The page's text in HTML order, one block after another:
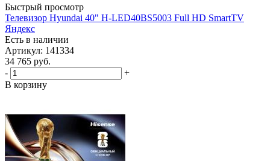
Быстрый просмотр
Телевизор Hyundai 40" H-LED40BS5003 Full HD SmartTV
Яндекс
Есть в наличии
Артикул: 141334
34 765 руб.
-
+
В корзину